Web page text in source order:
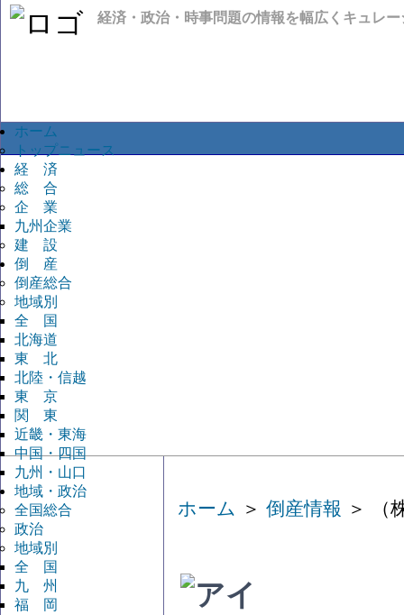
経済・政治・時事問題の情報を幅広くキュレ
ホーム
トップニュース
経 済
総 合
企 業
九州企業
建 設
倒 産
倒産総合
地域別
全 国
北海道
東 北
北陸・信越
東 京
関 東
近畿・東海
中国・四国
九州・山口
地域・政治
全国総合
政治
地域別
全 国
九 州
福 岡
ホーム ＞ 倒産情報 ＞ （